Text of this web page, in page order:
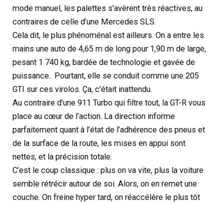
mode manuel, les palettes s’avèrent très réactives, au
contraires de celle d’une Mercedes SLS.
Cela dit, le plus phénoménal est ailleurs. On a entre les
mains une auto de 4,65 m de long pour 1,90 m de large,
pesant 1 740 kg, bardée de technologie et gavée de
puissance. Pourtant, elle se conduit comme une 205
GTI sur ces virolos. Ça, c’était inattendu.
Au contraire d’une 911 Turbo qui filtre tout, la GT-R vous
place au cœur de l’action. La direction informe
parfaitement quant à l’état de l’adhérence des pneus et
de la surface de la route, les mises en appui sont
nettes, et la précision totale.
C’est le coup classique : plus on va vite, plus la voiture
semble rétrécir autour de soi. Alors, on en remet une
couche. On freine hyper tard, on réaccélère le plus tôt